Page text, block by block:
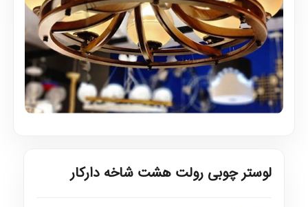
لوستر چوبی رولت هشت شاخه دارکار